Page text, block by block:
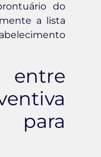
do
a lista
para